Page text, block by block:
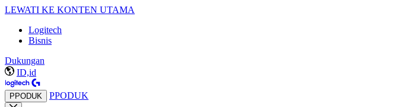
LEWATI KE KONTEN UTAMA
Logitech
Bisnis
Dukungan
ID,id
PPODUK PPODUK